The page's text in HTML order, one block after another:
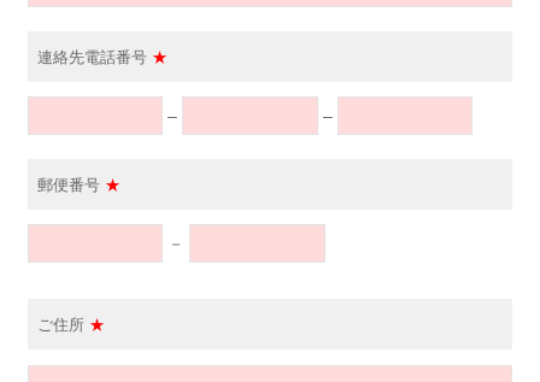
連絡先電話番号 ★
– –
郵便番号 ★
－
ご住所 ★